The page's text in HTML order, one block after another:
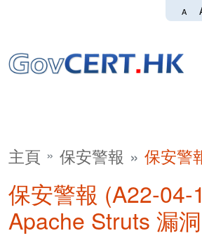
A
主頁 保安警報 保安警
保安警報 (A22-04-
Apache Struts 漏洞